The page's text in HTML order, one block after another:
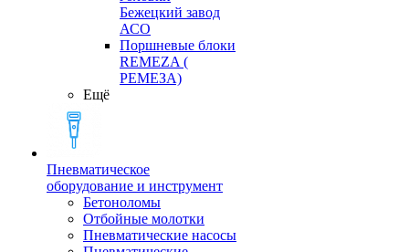
Бежецкий завод
АСО
Поршневые блоки
REMEZA (
РЕМЕЗА)
Ещё
Пневматическое
оборудование и инструмент
Бетоноломы
Отбойные молотки
Пневматические насосы